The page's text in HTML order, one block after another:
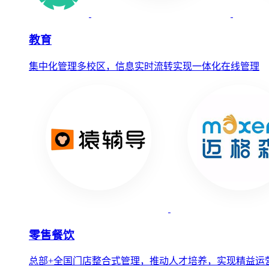
教育
集中化管理多校区，信息实时流转实现一体化在线管理
零售餐饮
总部+全国门店整合式管理，推动人才培养，实现精益运